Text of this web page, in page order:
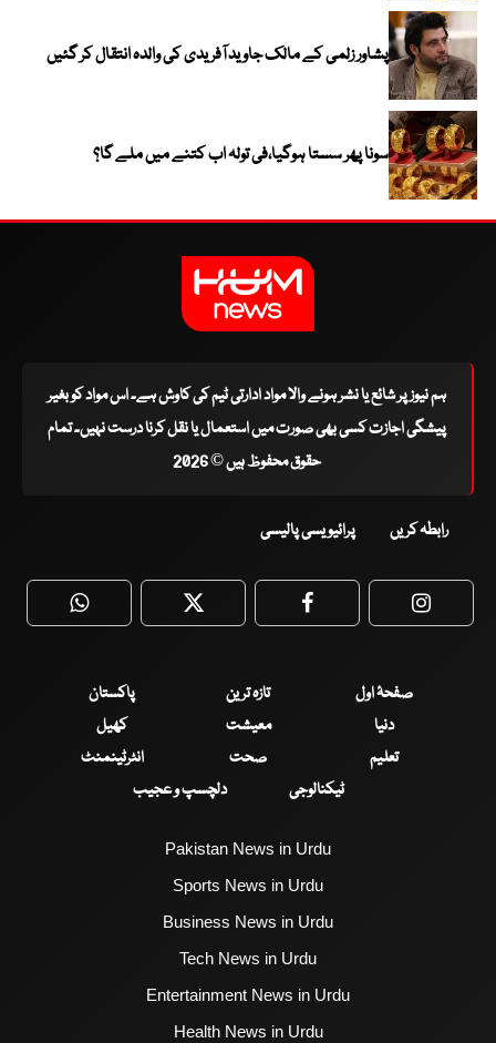
پشاور زلمی کے مالک جاوید آفریدی کی والدہ انتقال کر گئیں
سونا پھر سستا ہوگیا،فی تولہ اب کتنے میں ملے گا؟
ہم نیوز پر شائع یا نشر ہونے والا مواد ادارتی ٹیم کی کاوش ہے۔ اس مواد کو بغیر
پیشگی اجازت کسی بھی صورت میں استعمال یا نقل کرنا درست نہیں۔ تمام
حقوق محفوظ ہیں © 2026
رابطہ کریں پرائیویسی پالیسی
WhatsApp Twitter Facebook
صفحۂ اول تازہ ترین
پاکستان
دنیا
معیشت
کھیل
تعلیم
صحت
انٹرٹینمنٹ
ٹیکنالوجی
دلچسپ و عجیب
Pakistan News in Urdu
Sports News in Urdu
Business News in Urdu
Tech News in Urdu
Entertainment News in Urdu
Health News in Urdu